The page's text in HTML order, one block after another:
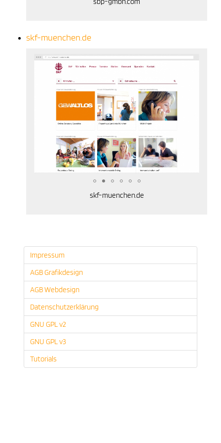
skf-muenchen.de
skf-muenchen.de
Impressum
AGB Grafikdesign
AGB Webdesign
Datenschutzerklärung
GNU GPL v2
GNU GPL v3
Tutorials